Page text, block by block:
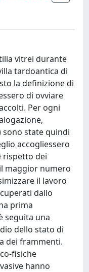
vitrei durante
tardoantica di
la definizione di
di ovviare
Per ogni
state quindi
accogliessero
rispetto dei
maggior numero
il lavoro
dallo
prima
seguita una
dello stato di
dei frammenti.
fisiche
hanno